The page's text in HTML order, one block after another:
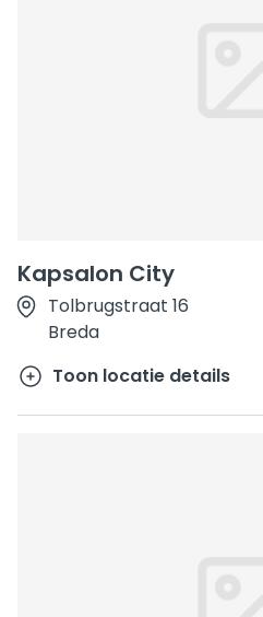
Kapsalon City
Tolbrugstraat 16
Breda
Toon locatie details